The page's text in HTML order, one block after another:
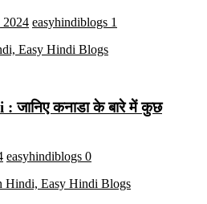
2024 easyhindiblogs 1
जानिए कनाडा के बारे में कुछ
easyhindiblogs 0